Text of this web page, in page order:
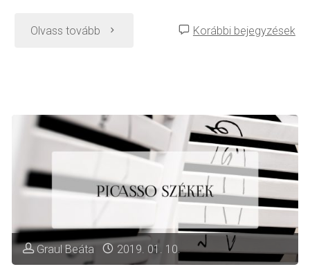
Olvass tovább "Szívás
–
alakul
a
kislakás
Korábbi bejegyzések
Graul Beáta 2019. 01. 10.